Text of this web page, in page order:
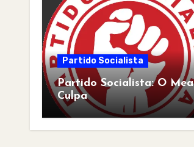
Partido Socialista
Partido Socialista: O Mea
Culpa